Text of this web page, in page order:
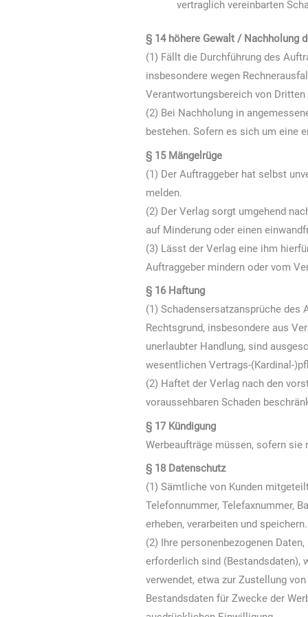
vertraglich vereinbarten
§ 14 höhere Gewalt / Nachholung
(1) Fällt die Durchführung des
insbesondere wegen
Verantwortungsbereich von
(2) Bei Nachholung in
bestehen. Sofern es sich um eine
§ 15 Mängelrüge
(1) Der Auftraggeber hat selbst
melden.
(2) Der Verlag sorgt umgehend
auf Minderung oder einen
(3) Lässt der Verlag eine ihm
Auftraggeber mindern oder vom
§ 16 Haftung
(1) Schadensersatzansprüche des
Rechtsgrund, insbesondere aus
unerlaubter Handlung, sind
wesentlichen Vertrags-(Kardinal-
(2) Haftet der Verlag nach den
voraussehbaren Schaden
§ 17 Kündigung
Werbeaufträge müssen, sofern
§ 18 Datenschutz
(1) Sämtliche von Kunden
Telefonnummer, Telefaxnummer,
erheben, verarbeiten und speichern.
(2) Ihre personenbezogenen
erforderlich sind (Bestandsdaten),
verwendet, etwa zur Zustellung
Bestandsdaten für Zwecke der